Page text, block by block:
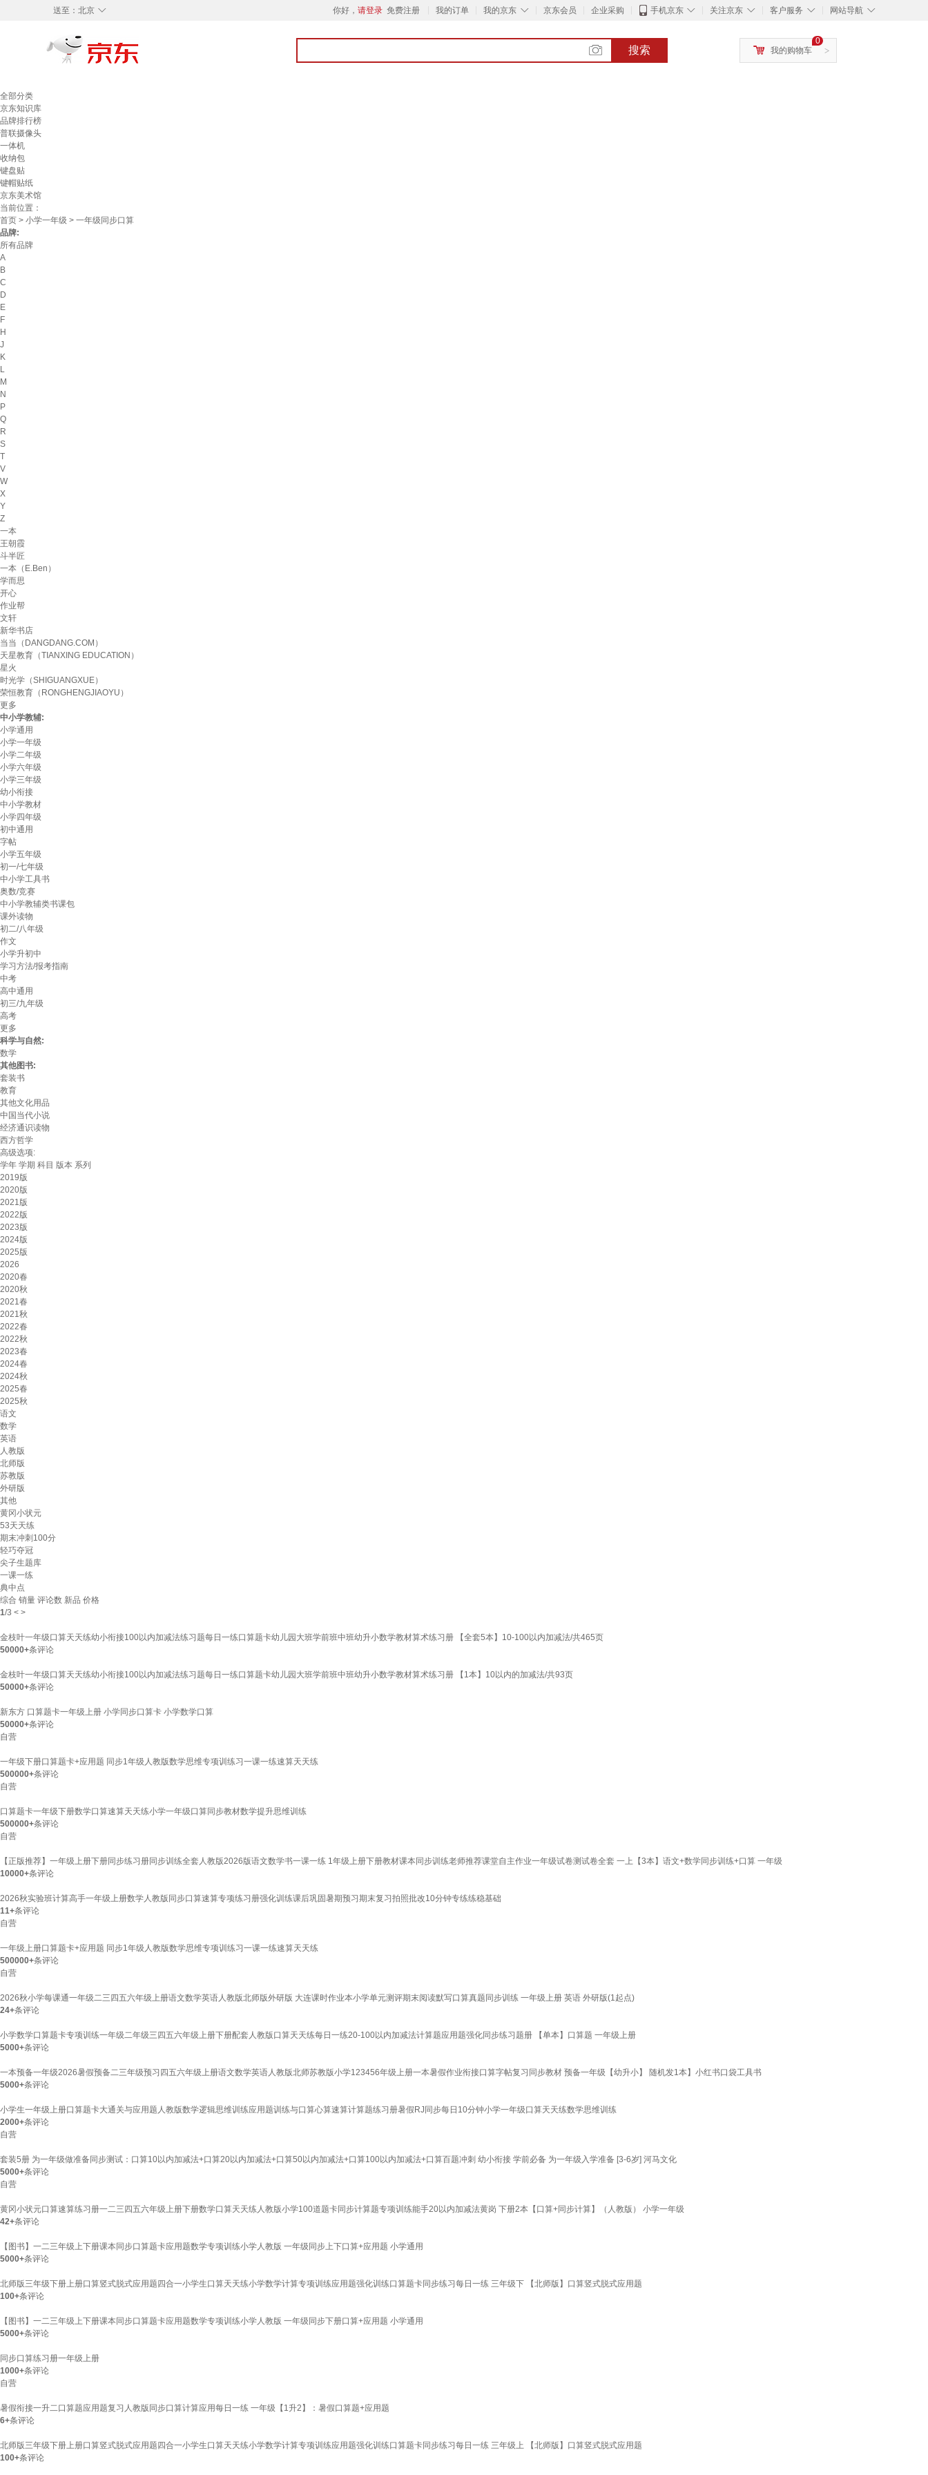
◇
送至： 北京 你好， 请登录 免费注册 我的订单 ◇
我的京东 京东会员 企业采购 ◇
手机京东 ◇
关注京东 ◇
客户服务 ◇
网站导航
搜索 >
0
我的购物车
全部分类
京东知识库
品牌排行榜
普联摄像头
一体机
收纳包
键盘贴
键帽贴纸
京东美术馆
当前位置：
首页 > 小学一年级 > 一年级同步口算
品牌:
所有品牌
A
B
C
D
E
F
H
J
K
L
M
N
P
Q
R
S
T
V
W
X
Y
Z
一本
王朝霞
斗半匠
一本（E.Ben）
学而思
开心
作业帮
文轩
新华书店
当当（DANGDANG.COM）
天星教育（TIANXING EDUCATION）
星火
时光学（SHIGUANGXUE）
荣恒教育（RONGHENGJIAOYU）
更多
中小学教辅:
小学通用
小学一年级
小学二年级
小学六年级
小学三年级
幼小衔接
中小学教材
小学四年级
初中通用
字帖
小学五年级
初一/七年级
中小学工具书
奥数/竞赛
中小学教辅类书课包
课外读物
初二/八年级
作文
小学升初中
学习方法/报考指南
中考
高中通用
初三/九年级
高考
更多
科学与自然:
数学
其他图书:
套装书
教育
其他文化用品
中国当代小说
经济通识读物
西方哲学
高级选项:
学年 学期 科目 版本 系列
2019版
2020版
2021版
2022版
2023版
2024版
2025版
2026
2020春
2020秋
2021春
2021秋
2022春
2022秋
2023春
2024春
2024秋
2025春
2025秋
语文
数学
英语
人教版
北师版
苏教版
外研版
其他
黄冈小状元
53天天练
期末冲刺100分
轻巧夺冠
尖子生题库
一课一练
典中点
综合 销量 评论数 新品 价格
1/3 < >
金枝叶一年级口算天天练幼小衔接100以内加减法练习题每日一练口算题卡幼儿园大班学前班中班幼升小数学教材算术练习册 【全套5本】10-100以内加减法/共465页
50000+条评论
金枝叶一年级口算天天练幼小衔接100以内加减法练习题每日一练口算题卡幼儿园大班学前班中班幼升小数学教材算术练习册 【1本】10以内的加减法/共93页
50000+条评论
新东方 口算题卡一年级上册 小学同步口算卡 小学数学口算
50000+条评论
自营
一年级下册口算题卡+应用题 同步1年级人教版数学思维专项训练习一课一练速算天天练
500000+条评论
自营
口算题卡一年级下册数学口算速算天天练小学一年级口算同步教材数学提升思维训练
500000+条评论
自营
【正版推荐】一年级上册下册同步练习册同步训练全套人教版2026版语文数学书一课一练 1年级上册下册教材课本同步训练老师推荐课堂自主作业一年级试卷测试卷全套 一上【3本】语文+数学同步训练+口算 一年级
10000+条评论
2026秋实验班计算高手一年级上册数学人教版同步口算速算专项练习册强化训练课后巩固暑期预习期末复习拍照批改10分钟专练练稳基础
11+条评论
自营
一年级上册口算题卡+应用题 同步1年级人教版数学思维专项训练习一课一练速算天天练
500000+条评论
自营
2026秋小学每课通一年级二三四五六年级上册语文数学英语人教版北师版外研版 大连课时作业本小学单元测评期末阅读默写口算真题同步训练 一年级上册 英语 外研版(1起点)
24+条评论
小学数学口算题卡专项训练一年级二年级三四五六年级上册下册配套人教版口算天天练每日一练20-100以内加减法计算题应用题强化同步练习题册 【单本】口算题 一年级上册
5000+条评论
一本预备一年级2026暑假预备二三年级预习四五六年级上册语文数学英语人教版北师苏教版小学123456年级上册一本暑假作业衔接口算字帖复习同步教材 预备一年级【幼升小】 随机发1本】小红书口袋工具书
5000+条评论
小学生一年级上册口算题卡大通关与应用题人教版数学逻辑思维训练应用题训练与口算心算速算计算题练习册暑假RJ同步每日10分钟小学一年级口算天天练数学思维训练
2000+条评论
自营
套装5册 为一年级做准备同步测试：口算10以内加减法+口算20以内加减法+口算50以内加减法+口算100以内加减法+口算百题冲刺 幼小衔接 学前必备 为一年级入学准备 [3-6岁] 河马文化
5000+条评论
自营
黄冈小状元口算速算练习册一二三四五六年级上册下册数学口算天天练人教版小学100道题卡同步计算题专项训练能手20以内加减法黄岗 下册2本【口算+同步计算】（人教版） 小学一年级
42+条评论
【图书】一二三年级上下册课本同步口算题卡应用题数学专项训练小学人教版 一年级同步上下口算+应用题 小学通用
5000+条评论
北师版三年级下册上册口算竖式脱式应用题四合一小学生口算天天练小学数学计算专项训练应用题强化训练口算题卡同步练习每日一练 三年级下 【北师版】口算竖式脱式应用题
100+条评论
【图书】一二三年级上下册课本同步口算题卡应用题数学专项训练小学人教版 一年级同步下册口算+应用题 小学通用
5000+条评论
同步口算练习册一年级上册
1000+条评论
自营
暑假衔接一升二口算题应用题复习人教版同步口算计算应用每日一练 一年级【1升2】：暑假口算题+应用题
6+条评论
北师版三年级下册上册口算竖式脱式应用题四合一小学生口算天天练小学数学计算专项训练应用题强化训练口算题卡同步练习每日一练 三年级上 【北师版】口算竖式脱式应用题
100+条评论